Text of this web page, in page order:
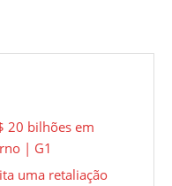
20 bilhões em
| G1
uma retaliação